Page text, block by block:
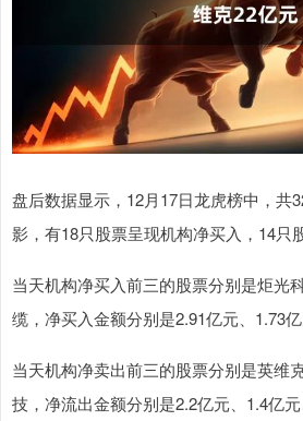
盘后数据显示，12月17日龙虎榜中，共
影，有18只股票呈现机构净买入，14只
当天机构净买入前三的股票分别是炬光
缆，净买入金额分别是2.91亿元、1.73亿
当天机构净卖出前三的股票分别是英维
技，净流出金额分别是2.2亿元、1.4亿元